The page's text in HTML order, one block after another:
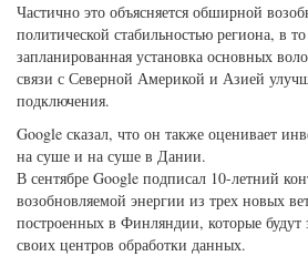
Частично это объясняется обширной
политической стабильностью региона, в
запланированная установка основных
связи с Северной Америкой и Азией
подключения.
Google сказал, что он также оценивает
на суше и на суше в Дании.
В сентябре Google подписал 10-летний
возобновляемой энергии из трех новых
построенных в Финляндии, которые будут
своих центров обработки данных.